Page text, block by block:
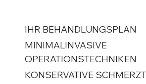
IHR BEHANDLUNGSPLAN
MINIMALINVASIVE
OPERATIONSTECHNIKEN
KONSERVATIVE